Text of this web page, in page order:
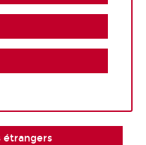
étrangers